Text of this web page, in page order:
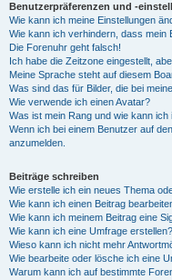
Benutzerpräferenzen und -
Wie kann ich meine Einstellungen
Wie kann ich verhindern, dass mein
Die Forenuhr geht falsch!
Ich habe die Zeitzone eingestellt,
Meine Sprache steht auf diesem
Was sind das für Bilder, die bei
Wie verwende ich einen Avatar?
Was ist mein Rang und wie kann ich
Wenn ich bei einem Benutzer auf
anzumelden.
Beiträge schreiben
Wie erstelle ich ein neues Thema
Wie kann ich einen Beitrag
Wie kann ich meinem Beitrag eine
Wie kann ich eine Umfrage erstellen?
Wieso kann ich nicht mehr
Wie bearbeite oder lösche ich eine
Warum kann ich auf bestimmte